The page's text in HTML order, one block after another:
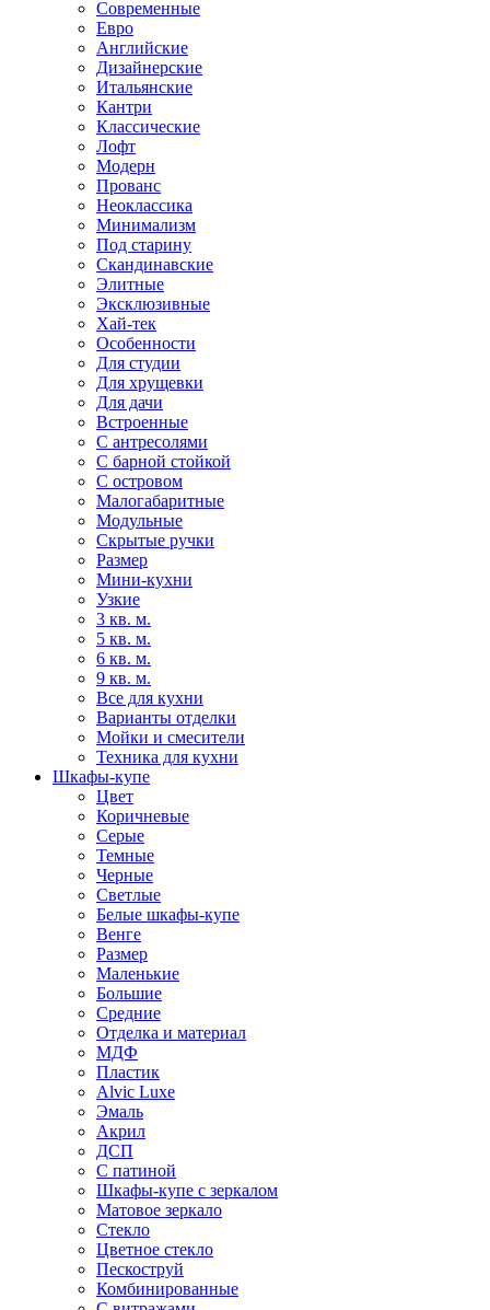
Современные
Евро
Английские
Дизайнерские
Итальянские
Кантри
Классические
Лофт
Модерн
Прованс
Неоклассика
Минимализм
Под старину
Скандинавские
Элитные
Эксклюзивные
Хай-тек
Особенности
Для студии
Для хрущевки
Для дачи
Встроенные
С антресолями
С барной стойкой
С островом
Малогабаритные
Модульные
Скрытые ручки
Размер
Мини-кухни
Узкие
3 кв. м.
5 кв. м.
6 кв. м.
9 кв. м.
Все для кухни
Варианты отделки
Мойки и смесители
Техника для кухни
Шкафы-купе
Цвет
Коричневые
Серые
Темные
Черные
Светлые
Белые шкафы-купе
Венге
Размер
Маленькие
Большие
Средние
Отделка и материал
МДФ
Пластик
Alvic Luxe
Эмаль
Акрил
ДСП
С патиной
Шкафы-купе с зеркалом
Матовое зеркало
Стекло
Цветное стекло
Пескоструй
Комбинированные